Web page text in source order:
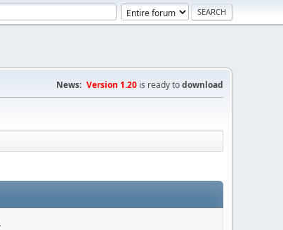
News: Version 1.20 is ready todownload